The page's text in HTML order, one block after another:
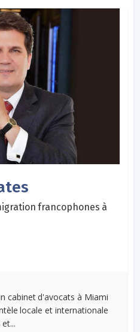
francophones à
cabinet d'avocats à Miami
locale et internationale